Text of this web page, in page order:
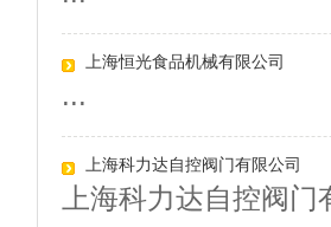
上海恒光食品机械有限公司
...
上海科力达自控阀门有限公司
上海科力达自控阀